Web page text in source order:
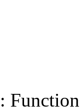
: